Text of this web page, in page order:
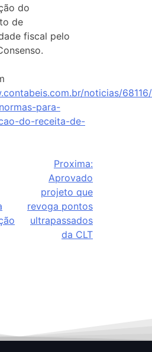
do
de
fiscal pelo
noticias/
para-
do-receita-de-
Proxima:
Aprovado
projeto que
revoga pontos
ultrapassados
da CLT